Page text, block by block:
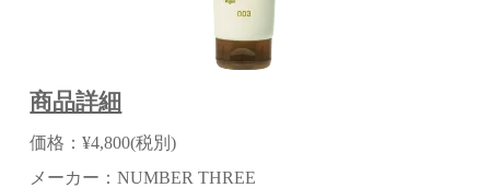
商品詳細
価格：¥4,800(税別)
メーカー：NUMBER THREE